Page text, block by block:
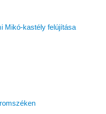
Mikó-kastély felújítása